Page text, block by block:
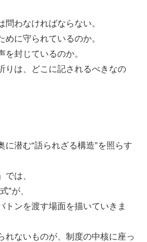
問わなければならない。
めに守られているのか。
を封じているのか。
りは、どこに記されるべきなの
に潜む“語られざる構造”を照らす
では、
”が、
トンを渡す場面を描いていきま
れないものが、制度の中核に座っ